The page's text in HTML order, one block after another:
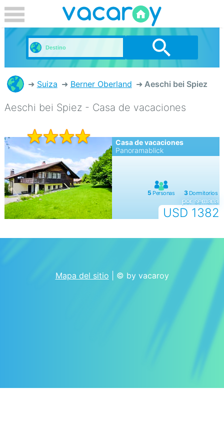
Suiza Berner Oberland Aeschi bei Spiez
Aeschi bei Spiez - Casa de vacaciones
Casa de vacaciones
Panoramablick
USD 1382
por semana
Mapa del sitio | © by vacaroy